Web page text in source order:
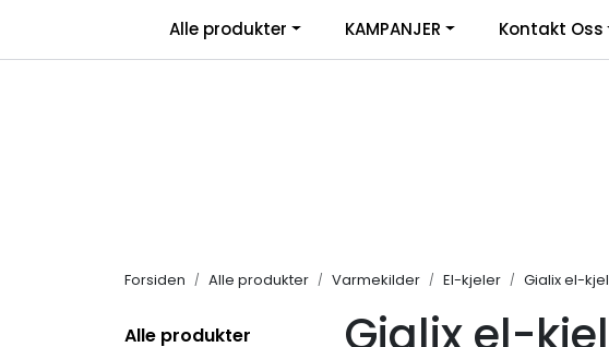
Salgsbetingelser | Retur/transportskade &
Alle produkter KAMPANJER Kontakt Oss
Forsiden Alle produkter Varmekilder El-kjeler Gialix el-
Alle produkter
Gialix el-